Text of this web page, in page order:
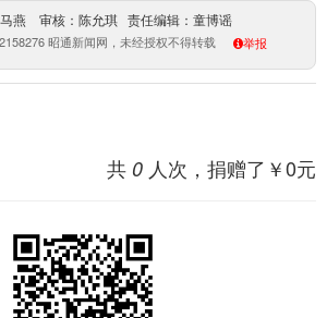
燕 审核：陈允琪 责任编辑：童博谣
昭通新闻网，未经授权不得转载 举报
共 0 人次，捐赠了￥0元